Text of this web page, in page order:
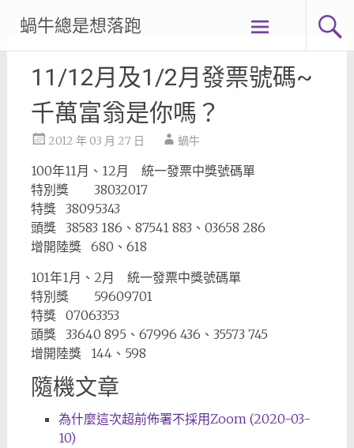
content
蝸牛總是想落跑
11/12月及1/2月發票號碼~
千萬富翁是你嗎？
2012 年 03 月 27 日 蝸牛
100年11月、12月 統一發票中獎號碼單
特別獎 38032017
特獎 38095343
頭獎 38583 186、87541 883、03658 286
增開陸獎 680、618
101年1月、2月 統一發票中獎號碼單
特別獎 59609701
特獎 07063353
頭獎 33640 895、67996 436、35573 745
增開陸獎 144、598
隨機文章
為什麼這次超前佈署不採用Zoom (2020-03-
10)